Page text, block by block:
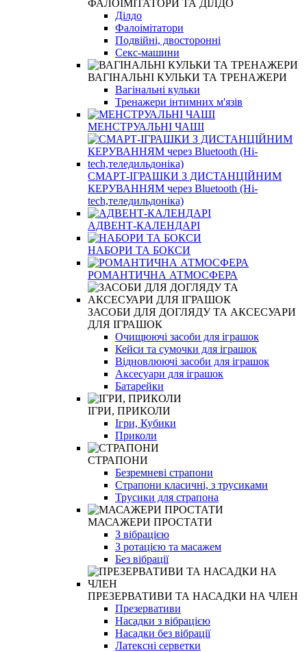
ФАЛОІМІТАТОРИ ТА ДІЛДО
Ділдо
Фалоімітатори
Подвійні, двосторонні
Секс-машини
ВАГІНАЛЬНІ КУЛЬКИ ТА ТРЕНАЖЕРИ
Вагінальні кульки
Тренажери інтимних м'язів
МЕНСТРУАЛЬНІ ЧАШІ
СМАРТ-ІГРАШКИ З ДИСТАНЦІЙНИМ
КЕРУВАННЯМ через Bluetooth (Hi-
tech,теледильдоніка)
АДВЕНТ-КАЛЕНДАРІ
НАБОРИ ТА БОКСИ
РОМАНТИЧНА АТМОСФЕРА
ЗАСОБИ ДЛЯ ДОГЛЯДУ ТА АКСЕСУАРИ
ДЛЯ ІГРАШОК
Очищюючі засоби для іграшок
Кейси та сумочки для іграшок
Відновлюючі засоби для іграшок
Аксесуари для іграшок
Батарейки
ІГРИ, ПРИКОЛИ
Ігри, Кубики
Приколи
СТРАПОНИ
Безремневі страпони
Страпони класичні, з трусиками
Трусики для страпона
МАСАЖЕРИ ПРОСТАТИ
З вібрацією
З ротацією та масажем
Без вібрації
ПРЕЗЕРВАТИВИ ТА НАСАДКИ НА ЧЛЕН
Презервативи
Насадки з вібрацією
Насадки без вібрації
Латексні серветки